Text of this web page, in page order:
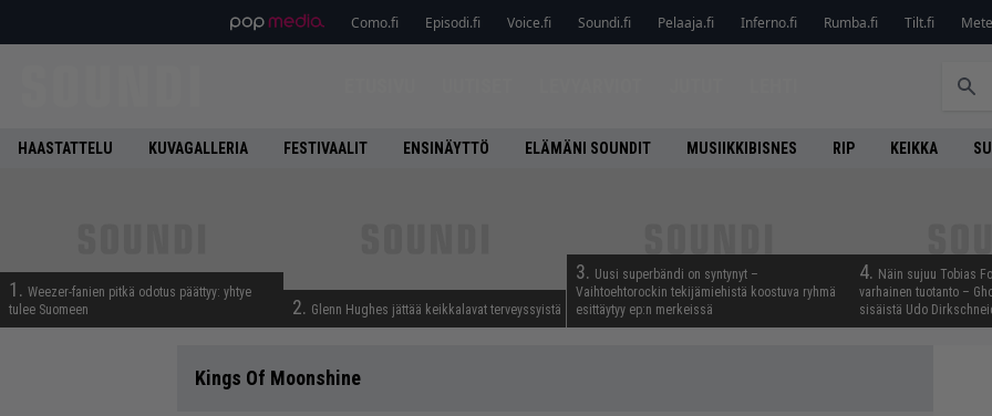
Como.fi Episodi.fi Voice.fi Soundi.fi Pelaaja.fi Inferno.fi Rumba.fi Tilt.fi
HAASTATTELU KUVAGALLERIA FESTIVAALIT ENSINÄYTTÖ ELÄMÄNI SOUNDIT MUSIIKKIBISNES RIP KEIKKA
1. Weezer-fanien pitkä odotus päättyy: yhtye
tulee Suomeen
2. Glenn Hughes jättää keikkalavat terveyssyistä
3. Uusi superbändi on syntynyt –
Vaihtoehtorockin tekijämiehistä koostuva ryhmä
esittäytyy ep:n merkeissä
4. Näin sujuu Tobias
varhainen tuotanto –
sisäistä Udo
Kings Of Moonshine